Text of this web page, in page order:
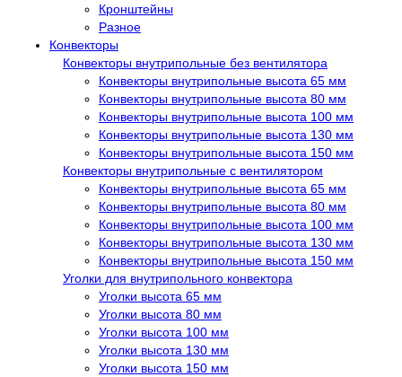
Кронштейны
Разное
Конвекторы
Конвекторы внутрипольные без вентилятора
Конвекторы внутрипольные высота 65 мм
Конвекторы внутрипольные высота 80 мм
Конвекторы внутрипольные высота 100 мм
Конвекторы внутрипольные высота 130 мм
Конвекторы внутрипольные высота 150 мм
Конвекторы внутрипольные с вентилятором
Конвекторы внутрипольные высота 65 мм
Конвекторы внутрипольные высота 80 мм
Конвекторы внутрипольные высота 100 мм
Конвекторы внутрипольные высота 130 мм
Конвекторы внутрипольные высота 150 мм
Уголки для внутрипольного конвектора
Уголки высота 65 мм
Уголки высота 80 мм
Уголки высота 100 мм
Уголки высота 130 мм
Уголки высота 150 мм